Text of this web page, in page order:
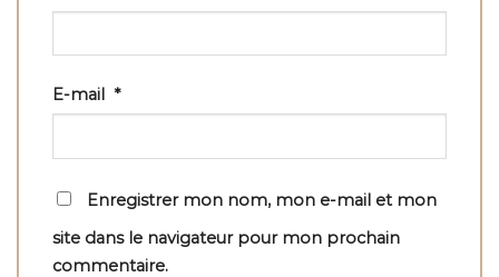
E-mail *
Enregistrer mon nom, mon e-mail et mon
site dans le navigateur pour mon prochain
commentaire.